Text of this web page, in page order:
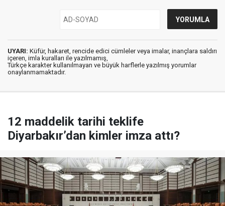
UYARI: Küfür, hakaret, rencide edici cümleler veya imalar, inançlara saldırı
içeren, imla kuralları ile yazılmamış,
Türkçe karakter kullanılmayan ve büyük harflerle yazılmış yorumlar
onaylanmamaktadır.
12 maddelik tarihi teklife
Diyarbakır’dan kimler imza attı?